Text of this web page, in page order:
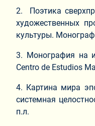
2. Поэтика
художественных
культуры.
3. Монография на
Centro de Estudios
4. Картина мира
системная
п.л.